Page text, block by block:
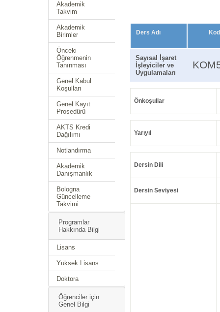
Akademik
Takvim
Akademik
Birimler
Önceki
Öğrenmenin
Tanınması
Genel Kabul
Koşulları
Genel Kayıt
Prosedürü
AKTS Kredi
Dağılımı
Notlandırma
Akademik
Danışmanlık
Bologna
Güncelleme
Takvimi
Programlar
Hakkında Bilgi
Lisans
Yüksek Lisans
Doktora
Öğrenciler için
Genel Bilgi
Ders Adı
Sayısal İşaret
İşleyiciler ve
Uygulamaları
Önkoşullar
Yarıyıl
Dersin Dili
Dersin Seviyesi